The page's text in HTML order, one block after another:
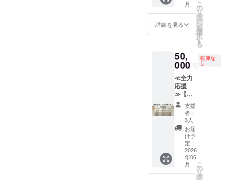
１名様
の個人
名のみ
とさせ
ていた
す。 ⑤
サンク
スレ
ター ☆
支援
時、必
ず備考
欄に希
望され
るHPへ
の御芳
名のお
名前を
ご記入
くださ
い。
合がご
ざいま
の際は
内容の
依頼い
たしま
す。 ②
クラブ
ハウス
正面に
御芳名
させて
いただ
きま
す。 掲
出期
間：
2026年
9月1
日〜ス
間隔や
整させ
ていた
りま
す。 ※
公序良
俗に反
する名
称、
パーク
の品位
を損な
う恐れ
のある
表記は
お断り
する場
合があ
統一書
たしま
す。 ※
する名
称、
パーク
の品位
を損な
う恐れ
のある
表記は
お断り
する場
合がご
ざいま
す。そ
の際は
ページ
へのデ
ジタル
※①と同
にて芳
名いた
す。 ③
サンク
スレ
ター ☆
支援
時、必
ず備考
欄に希
望され
る御芳
名のお
名前を
面、芳
名板に
個人名
以内推
奨（１
りの幅
は統一
となり
ま
す。）
※１名様
の個人
名のみ
とさせ
ていた
だきま
す。
②ZEBR
御芳名
させて
いただ
きま
間：
2026年
9月1
日〜ス
ポーツ
パーク
営業終
了まで
掲出方
法：ク
ラブハ
ウス入
口正
面、芳
名板に
個人名
月
詳細を見る
こ
の
リ
タ
ー
ン
を
選
択
す
る
50,
000 円
在庫な
し
≪全力
応援
≫【御
芳名
（大）
・法人
団体プ
ラン】
①クラ
ブハウ
ス正面
に御芳
名させ
支援
者：
3人
お届
け予
定：
2026
年06
月
こ
の
リ
タ